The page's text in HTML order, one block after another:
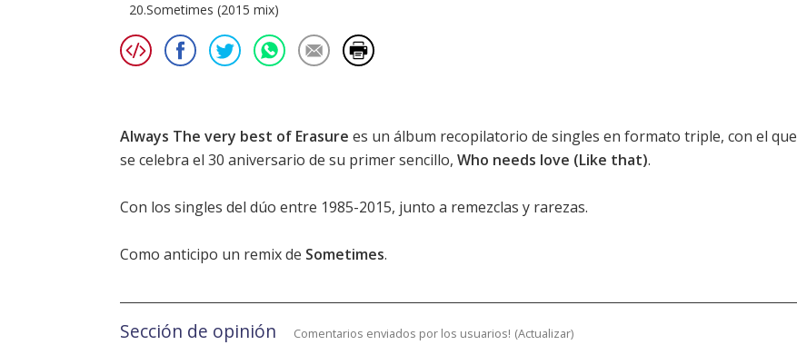
20.Sometimes (2015 mix)
Always The very best of Erasure es un álbum recopilatorio de singles en formato triple, con el que
se celebra el 30 aniversario de su primer sencillo, Who needs love (Like that).
Con los singles del dúo entre 1985-2015, junto a remezclas y rarezas.
Como anticipo un remix de Sometimes.
Sección de opinión Comentarios enviados por los usuarios! (Actualizar)